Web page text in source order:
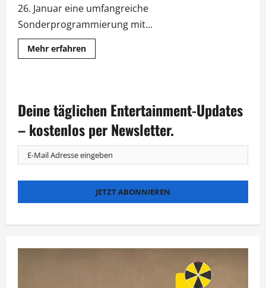
26. Januar eine umfangreiche
Sonderprogrammierung mit...
Mehr erfahrenMehr
Informationen
mit
beim
„Australia
Day“
Deine täglichen Entertainment-Updates
– kostenlos per Newsletter.